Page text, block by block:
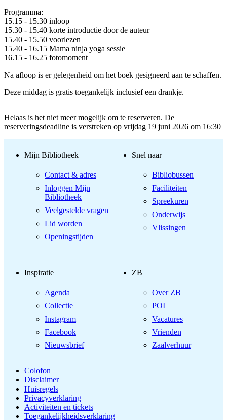
Programma:
15.15 - 15.30 inloop
15.30 - 15.40 korte introductie door de auteur
15.40 - 15.50 voorlezen
15.40 - 16.15 Mama ninja yoga sessie
16.15 - 16.25 fotomoment
Na afloop is er gelegenheid om het boek gesigneerd aan te schaffen.
Deze middag is gratis toegankelijk inclusief een drankje.
Helaas is het niet meer mogelijk om te reserveren. De
reserveringsdeadline is verstreken op vrijdag 19 juni 2026 om 16:30
Mijn Bibliotheek
Contact & adres
Inloggen Mijn
Bibliotheek
Veelgestelde vragen
Lid worden
Openingstijden
Snel naar
Bibliobussen
Faciliteiten
Spreekuren
Onderwijs
Vlissingen
Inspiratie
Agenda
Collectie
Instagram
Facebook
Nieuwsbrief
ZB
Over ZB
POI
Vacatures
Vrienden
Zaalverhuur
Colofon
Disclaimer
Huisregels
Privacyverklaring
Activiteiten en tickets
Toegankelijkheidsverklaring